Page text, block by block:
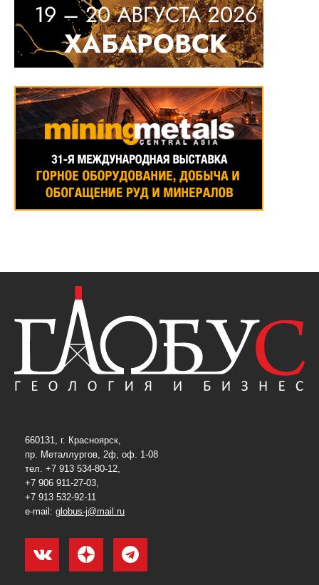
660131, г. Красноярск,
пр. Металлургов, 2ф, оф. 1-08
тел. +7 913 534-80-12,
+7 906 911-27-03,
+7 913 532-92-11
e-mail: globus-j@mail.ru